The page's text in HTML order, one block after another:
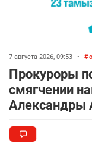
7 августа 2026, 09:53 •
Прокуроры
смягчении
Александры